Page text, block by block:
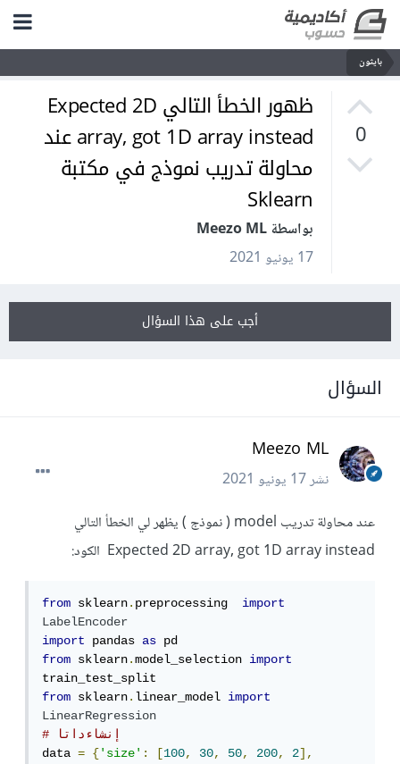
بايثون
0
ظهور الخطأ التالي Expected 2D
array, got 1D array instead عند
محاولة تدريب نموذج في مكتبة
Sklearn
بواسطة Meezo ML
17 يونيو 2021
أجب على هذا السؤال
السؤال
Meezo ML
نشر17 يونيو 2021
عند محاولة تدريب model ( نموذج ) يظهر لي الخطأ التالي
Expected 2D array, got 1D array instead الكود:
from sklearn.preprocessing import
LabelEncoder
import
pandas as
from sklearn.model_selection import
from sklearn.linear_model import
LinearRegression
data = {'size': [100, 30, 50, 200, 2],